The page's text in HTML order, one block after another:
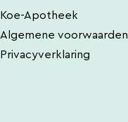
Koe-Apotheek
Algemene voorwaarden
Privacyverklaring